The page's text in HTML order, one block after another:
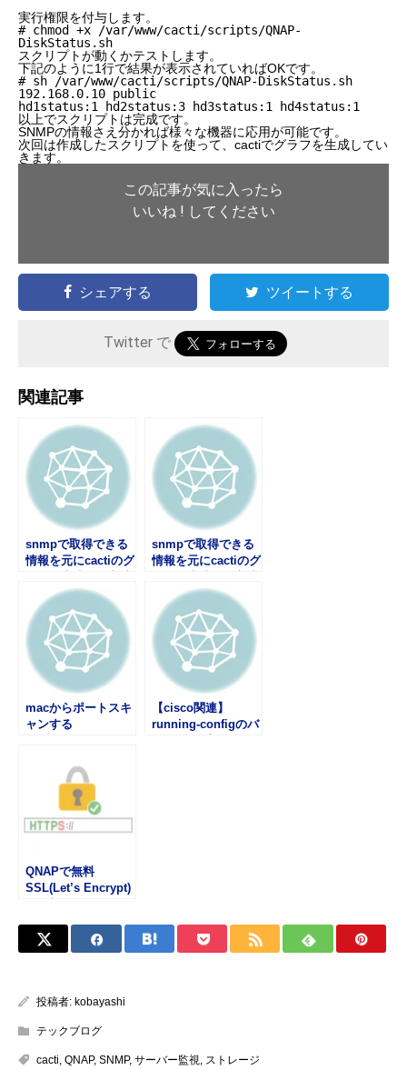
実行権限を付与します。
# chmod +x /var/www/cacti/scripts/QNAP-
DiskStatus.sh
スクリプトが動くかテストします。
下記のように1行で結果が表示されていればOKです。
# sh /var/www/cacti/scripts/QNAP-DiskStatus.sh
192.168.0.10 public
hd1status:1 hd2status:3 hd3status:1 hd4status:1
以上でスクリプトは完成です。
SNMPの情報さえ分かれば様々な機器に応用が可能です。
次回は作成したスクリプトを使って、cactiでグラフを生成してい
きます。
この記事が気に入ったら
いいね ! してください
シェアする ツイートする
Twitter で
関連記事
snmpで取得できる
情報を元にcactiのグ
【グラフ作成準備
編】
snmpで取得できる
情報を元にcactiのグ
【グラフテンプレー
ト編】
macからポートスキ
ャンする
【cisco関連】
running-configのバ
QNAPで無料
SSL(Let’s Encrypt)
投稿者: kobayashi
テックブログ
cacti, QNAP, SNMP, サーバー監視, ストレージ